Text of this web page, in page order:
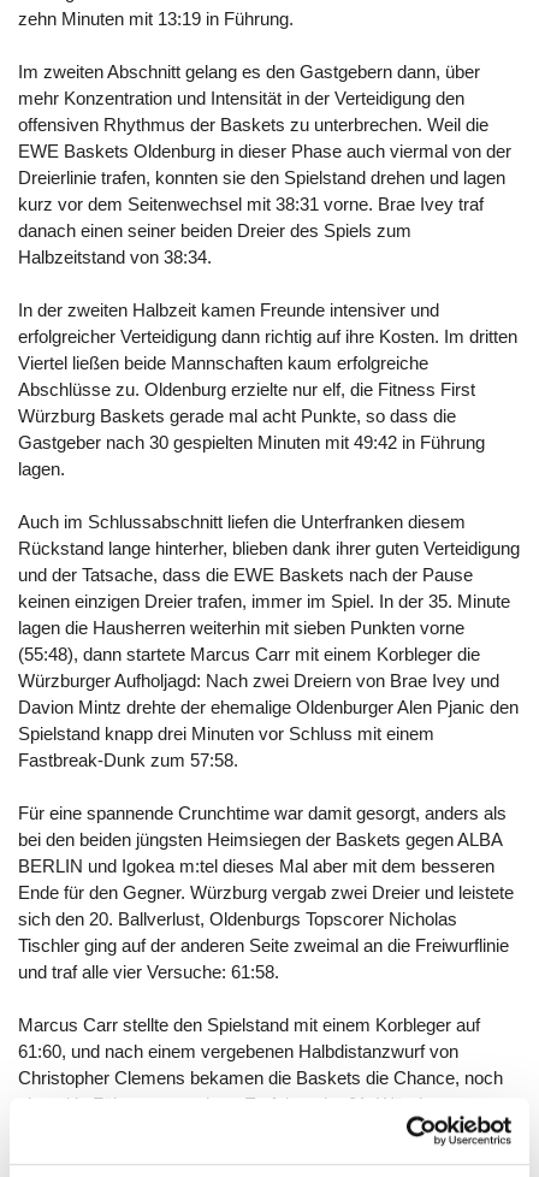
zehn Minuten mit 13:19 in Führung.
Im zweiten Abschnitt gelang es den Gastgebern dann, über
mehr Konzentration und Intensität in der Verteidigung den
offensiven Rhythmus der Baskets zu unterbrechen. Weil die
EWE Baskets Oldenburg in dieser Phase auch viermal von der
Dreierlinie trafen, konnten sie den Spielstand drehen und lagen
kurz vor dem Seitenwechsel mit 38:31 vorne. Brae Ivey traf
danach einen seiner beiden Dreier des Spiels zum
Halbzeitstand von 38:34.
In der zweiten Halbzeit kamen Freunde intensiver und
erfolgreicher Verteidigung dann richtig auf ihre Kosten. Im dritten
Viertel ließen beide Mannschaften kaum erfolgreiche
Abschlüsse zu. Oldenburg erzielte nur elf, die Fitness First
Würzburg Baskets gerade mal acht Punkte, so dass die
Gastgeber nach 30 gespielten Minuten mit 49:42 in Führung
lagen.
Auch im Schlussabschnitt liefen die Unterfranken diesem
Rückstand lange hinterher, blieben dank ihrer guten Verteidigung
und der Tatsache, dass die EWE Baskets nach der Pause
keinen einzigen Dreier trafen, immer im Spiel. In der 35. Minute
lagen die Hausherren weiterhin mit sieben Punkten vorne
(55:48), dann startete Marcus Carr mit einem Korbleger die
Würzburger Aufholjagd: Nach zwei Dreiern von Brae Ivey und
Davion Mintz drehte der ehemalige Oldenburger Alen Pjanic den
Spielstand knapp drei Minuten vor Schluss mit einem
Fastbreak-Dunk zum 57:58.
Für eine spannende Crunchtime war damit gesorgt, anders als
bei den beiden jüngsten Heimsiegen der Baskets gegen ALBA
BERLIN und Igokea m:tel dieses Mal aber mit dem besseren
Ende für den Gegner. Würzburg vergab zwei Dreier und leistete
sich den 20. Ballverlust, Oldenburgs Topscorer Nicholas
Tischler ging auf der anderen Seite zweimal an die Freiwurflinie
und traf alle vier Versuche: 61:58.
Marcus Carr stellte den Spielstand mit einem Korbleger auf
61:60, und nach einem vergebenen Halbdistanzwurf von
Christopher Clemens bekamen die Baskets die Chance, noch
einmal in Führung zu gehen. Es folgte der 21. Würzburger
Ballverlust, weil die Schiedsrichter 13 Sekunden vor Schluss ein